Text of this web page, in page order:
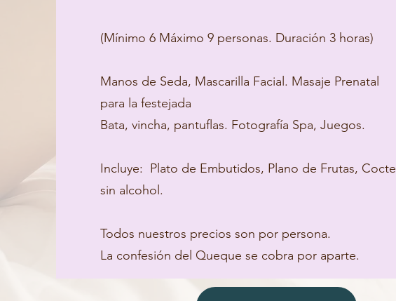
(Mínimo 6 Máximo 9 personas. Duración 3 horas)
Manos de Seda, Mascarilla Facial. Masaje Prenatal
para la festejada
Bata, vincha, pantuflas. Fotografía Spa, Juegos.
Incluye: Plato de Embutidos, Plano de Frutas, Coctel
sin alcohol.
Todos nuestros precios son por persona.
La confesión del Queque se cobra por aparte.